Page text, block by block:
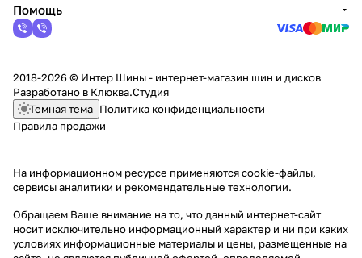
Помощь
2018-2026 © Интер Шины - интернет-магазин шин и дисков
Разработано в Клюква.Студия
Темная тема Политика конфиденциальности
Правила продажи
На информационном ресурсе применяютсяcookie-файлы,
сервисы аналитики и рекомендательные технологии.
Обращаем Ваше внимание на то, что данный интернет-сайт
носит исключительно информационный характер и ни при каких
условиях информационные материалы и цены, размещенные на